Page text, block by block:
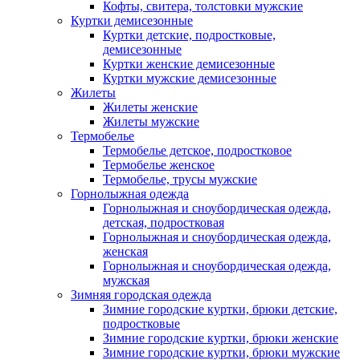
Кофты, свитера, толстовки мужские
Куртки демисезонные
Куртки детские, подростковые,
демисезонные
Куртки женские демисезонные
Куртки мужские демисезонные
Жилеты
Жилеты женские
Жилеты мужские
Термобелье
Термобелье детское, подростковое
Термобелье женское
Термобелье, трусы мужские
Горнолыжная одежда
Горнолыжная и сноубордическая одежда,
детская, подростковая
Горнолыжная и сноубордическая одежда,
женская
Горнолыжная и сноубордическая одежда,
мужская
Зимняя городская одежда
Зимние городские куртки, брюки детские,
подростковые
Зимние городские куртки, брюки женские
Зимние городские куртки, брюки мужские